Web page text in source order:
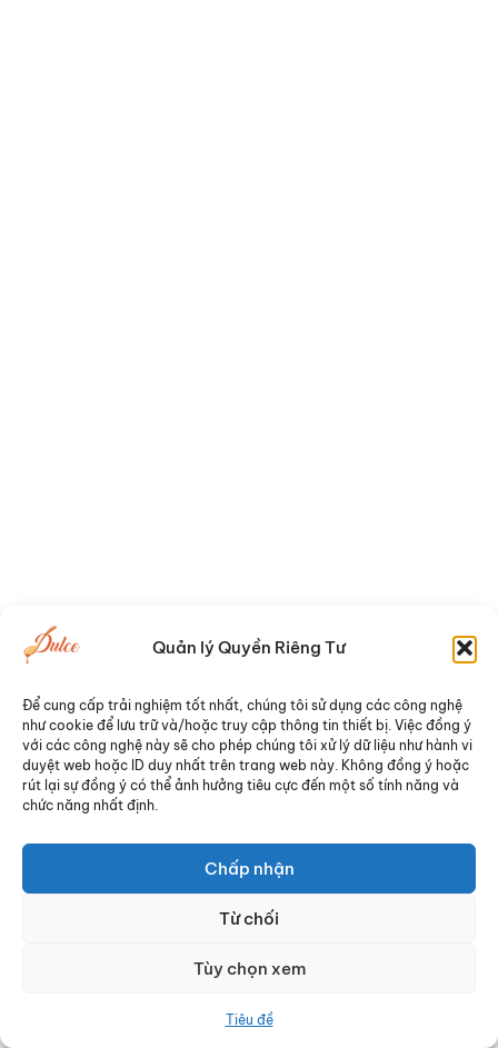
Quản lý Quyền Riêng Tư
Để cung cấp trải nghiệm tốt nhất, chúng tôi sử dụng các công nghệ
như cookie để lưu trữ và/hoặc truy cập thông tin thiết bị. Việc đồng ý
với các công nghệ này sẽ cho phép chúng tôi xử lý dữ liệu như hành vi
duyệt web hoặc ID duy nhất trên trang web này. Không đồng ý hoặc
rút lại sự đồng ý có thể ảnh hưởng tiêu cực đến một số tính năng và
chức năng nhất định.
Chấp nhận
Từ chối
Tùy chọn xem
Tiêu đề